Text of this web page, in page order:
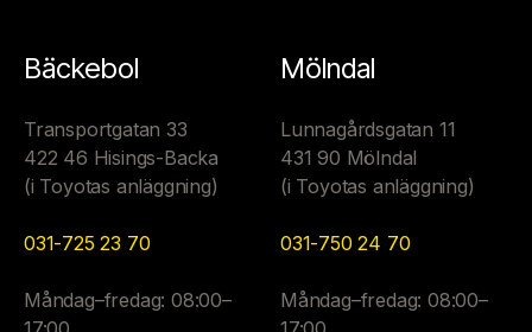
Bäckebol
Transportgatan 33
422 46 Hisings-Backa
(i Toyotas anläggning)
031-725 23 70
Måndag–fredag: 08:00–
Mölndal
Lunnagårdsgatan 11
431 90 Mölndal
(i Toyotas anläggning)
031-750 24 70
Måndag–fredag: 08:00–